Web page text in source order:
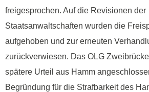
freigesprochen. Auf die Revisionen der
Staatsanwaltschaften wurden die
aufgehoben und zur erneuten
zurückverwiesen. Das OLG
spätere Urteil aus Hamm
Begründung für die Strafbarkeit des